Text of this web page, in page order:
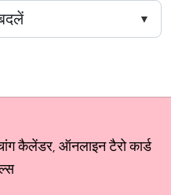
कैलेंडर, ऑनलाइन टैरो कार्ड